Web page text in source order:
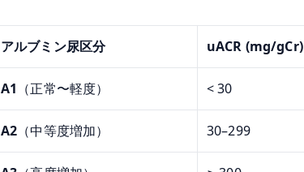
アルブミン尿区分 uACR (mg/gCr)
A1 （正常〜軽度） < 30
A2 （中等度増加） 30–299